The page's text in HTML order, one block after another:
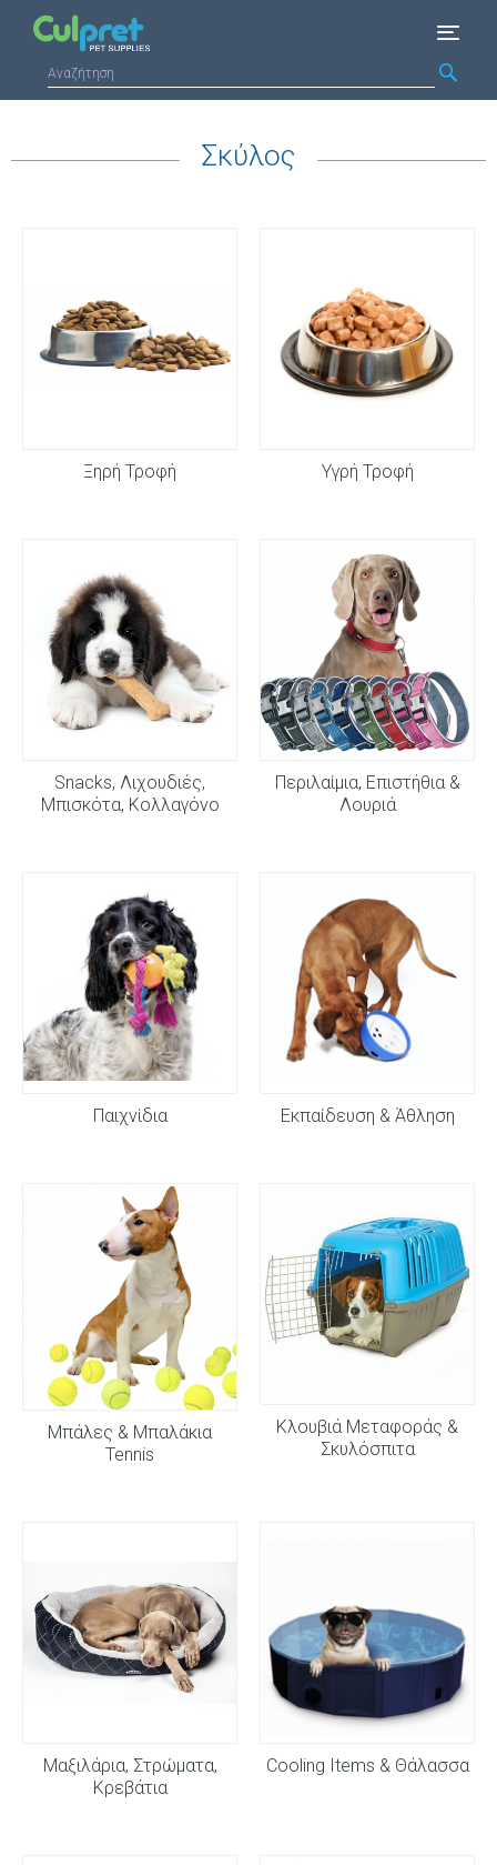
Σκύλος
Ξηρή Τροφή Υγρή Τροφή
Snacks, Λιχουδιές,
Μπισκότα, Κολλαγόνο
Περιλαίμια, Επιστήθια &
Λουριά
Παιχνίδια Εκπαίδευση & Άθληση
Μπάλες & Μπαλάκια
Tennis
Κλουβιά Μεταφοράς &
Σκυλόσπιτα
Μαξιλάρια, Στρώματα,
Κρεβάτια
Cooling Items & Θάλασσα